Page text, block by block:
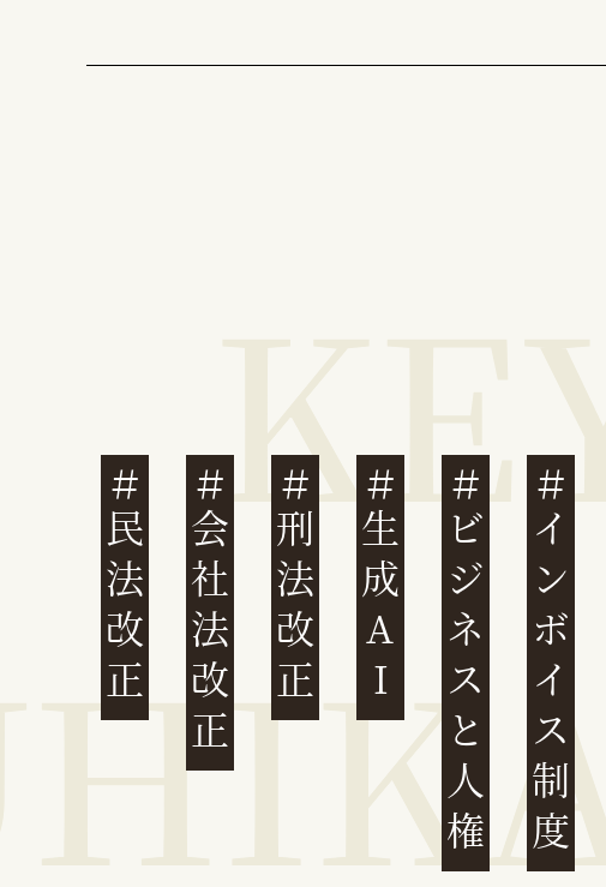
民法改正 会社法改正 刑法改正 生成AI ビジネスと人権インボイス制度